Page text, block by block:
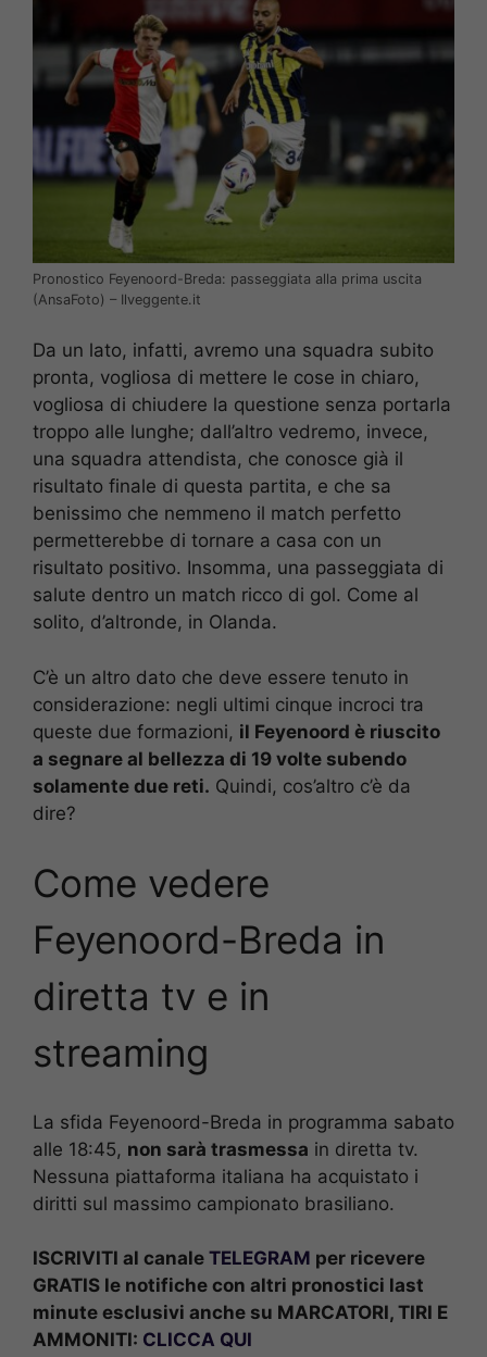
Pronostico Feyenoord-Breda: passeggiata alla prima uscita
(AnsaFoto) – Ilveggente.it
Da un lato, infatti, avremo una squadra subito
pronta, vogliosa di mettere le cose in chiaro,
vogliosa di chiudere la questione senza portarla
troppo alle lunghe; dall’altro vedremo, invece,
una squadra attendista, che conosce già il
risultato finale di questa partita, e che sa
benissimo che nemmeno il match perfetto
permetterebbe di tornare a casa con un
risultato positivo. Insomma, una passeggiata di
salute dentro un match ricco di gol. Come al
solito, d’altronde, in Olanda.
C’è un altro dato che deve essere tenuto in
considerazione: negli ultimi cinque incroci tra
queste due formazioni, il Feyenoord è riuscito
a segnare al bellezza di 19 volte subendo
solamente due reti. Quindi, cos’altro c’è da
dire?
Come vedere
Feyenoord-Breda in
diretta tv e in
streaming
La sfida Feyenoord-Breda in programma sabato
alle 18:45, non sarà trasmessa in diretta tv.
Nessuna piattaforma italiana ha acquistato i
diritti sul massimo campionato brasiliano.
ISCRIVITI al canale TELEGRAM per ricevere
GRATIS le notifiche con altri pronostici last
minute esclusivi anche su MARCATORI, TIRI E
AMMONITI: CLICCA QUI